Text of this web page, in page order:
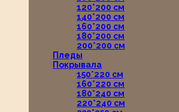
120*200 см
140*200 см
160*200 см
180*200 см
200*200 см
Пледы
Покрывала
150*220 см
160*220 см
180*240 см
220*240 см